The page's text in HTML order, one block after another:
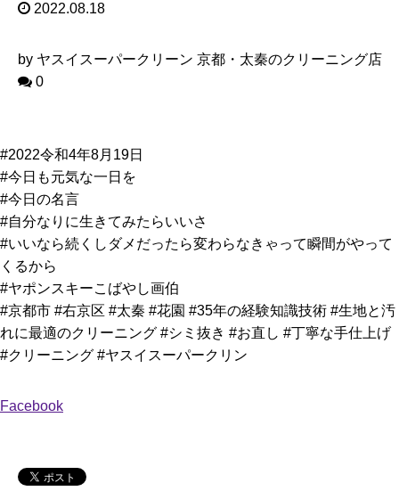
2022.08.18
by ヤスイスーパークリーン 京都・太秦のクリーニング店
0
#2022令和4年8月19日
#今日も元気な一日を
#今日の名言
#自分なりに生きてみたらいいさ
#いいなら続くしダメだったら変わらなきゃって瞬間がやって
くるから
#ヤポンスキーこばやし画伯
#京都市 #右京区 #太秦 #花園 #35年の経験知識技術 #生地と汚
れに最適のクリーニング #シミ抜き #お直し #丁寧な手仕上げ
#クリーニング #ヤスイスーパークリン
Facebook